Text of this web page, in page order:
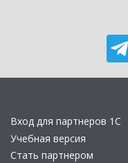
Вход для партнеров 1С
Учебная версия
Стать партнером